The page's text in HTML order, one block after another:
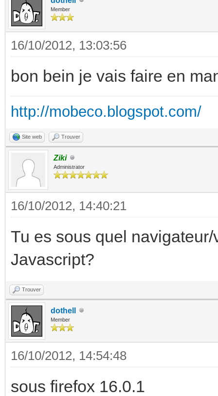
Member
16/10/2012, 13:03:56
bon bein je vais faire en
http://mobeco.blogspot.com/
Site web Trouver
Ziki
Administrator
16/10/2012, 14:40:21
Tu es sous quel
Javascript?
Trouver
dothell
Member
16/10/2012, 14:54:48
sous firefox 16.0.1